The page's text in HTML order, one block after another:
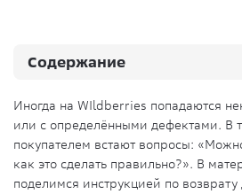
Иногда на WIldberries попадаются
или с определёнными дефектами. В
покупателем встают вопросы:
как это сделать правильно?». В
поделимся инструкцией по
Содержание